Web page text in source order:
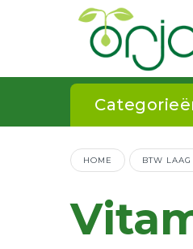
HOME BTW LAAG